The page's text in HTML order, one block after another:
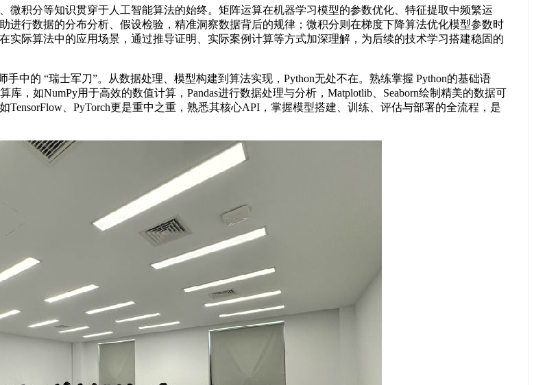
积分等知识贯穿于人工智能算法的始终。矩阵运算在机器学习模型的参数优化、特征提取中频繁运
行数据的分布分析、假设检验，精准洞察数据背后的规律；微积分则在梯度下降算法优化模型参数时
际算法中的应用场景，通过推导证明、实际案例计算等方式加深理解，为后续的技术学习搭建稳固的
的 “瑞士军刀”。从数据处理、模型构建到算法实现，Python无处不在。熟练掌握 Python的基础语
，如NumPy用于高效的数值计算，Pandas进行数据处理与分析，Matplotlib、Seaborn绘制精美的数据可
、PyTorch更是重中之重，熟悉其核心API，掌握模型搭建、训练、评估与部署的全流程，是